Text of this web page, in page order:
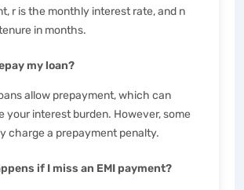
r is the monthly interest rate, and n
in months.
my loan?
allow prepayment, which can
your interest burden. However, some
charge a prepayment penalty.
if I miss an EMI payment?